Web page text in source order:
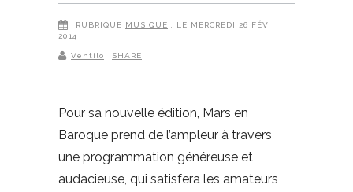
RUBRIQUE MUSIQUE , LE MERCREDI 26 FÉV
2014
Ventilo SHARE
Pour sa nouvelle édition, Mars en
Baroque prend de l’ampleur à travers
une programmation généreuse et
audacieuse, qui satisfera les amateurs